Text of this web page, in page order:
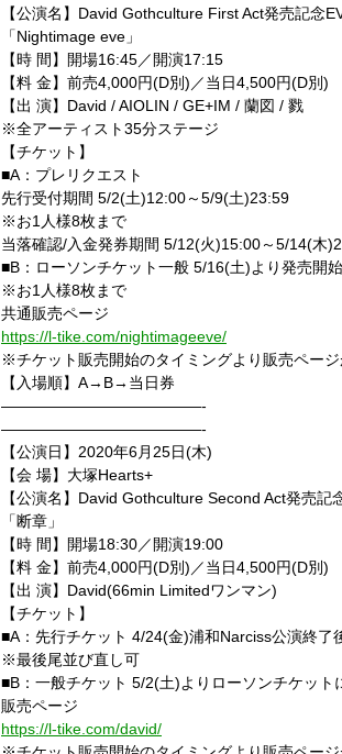
【公演名】David Gothculture First Act発売記念
「Nightimage eve」
【時 間】開場16:45／開演17:15
【料 金】前売4,000円(D別)／当日4,500円(D別)
【出 演】David / AIOLIN / GE+IM / 蘭図 / 戮
※全アーティスト35分ステージ
【チケット】
■A：プレリクエスト
先行受付期間 5/2(土)12:00～5/9(土)23:59
※お1人様8枚まで
当落確認/入金発券期間 5/12(火)15:00～5/14(木
■B：ローソンチケット一般 5/16(土)より発売開始
※お1人様8枚まで
共通販売ページ
https://l-tike.com/nightimageeve/
※チケット販売開始のタイミングより販売ページ
【入場順】A→B→当日券
—————————————-
—————————————-
【公演日】2020年6月25日(木)
【会 場】大塚Hearts+
【公演名】David Gothculture Second Act発売記
「断章」
【時 間】開場18:30／開演19:00
【料 金】前売4,000円(D別)／当日4,500円(D別)
【出 演】David(66min Limitedワンマン)
【チケット】
■A：先行チケット 4/24(金)浦和Narciss公演終了
※最後尾並び直し可
■B：一般チケット 5/2(土)よりローソンチケッ
販売ページ
https://l-tike.com/david/